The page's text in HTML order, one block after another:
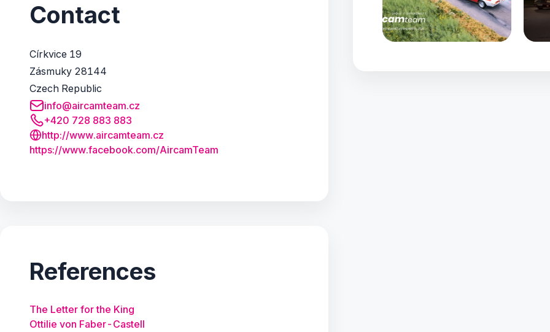
Contact
Církvice 19
Zásmuky 28144
Czech Republic
info@aircamteam.cz
+420 728 883 883
http://www.aircamteam.cz
https://www.facebook.com/AircamTeam
References
The Letter for the King
Ottilie von Faber-Castell